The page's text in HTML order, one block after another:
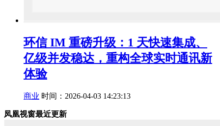
环信 IM 重磅升级：1 天快速集成、
亿级并发稳达，重构全球实时通讯新
体验
商业 时间：2026-04-03 14:23:13
凤凰视窗最近更新